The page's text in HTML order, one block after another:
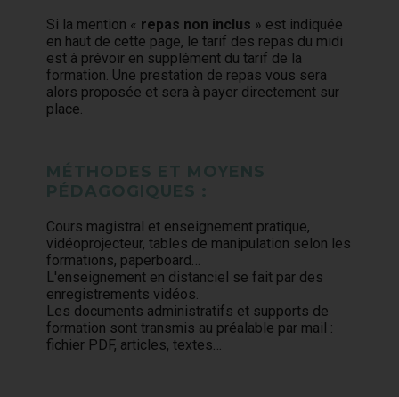
Si la mention « repas non inclus » est indiquée
en haut de cette page, le tarif des repas du midi
est à prévoir en supplément du tarif de la
formation. Une prestation de repas vous sera
alors proposée et sera à payer directement sur
place.
MÉTHODES ET MOYENS
PÉDAGOGIQUES :
Cours magistral et enseignement pratique,
vidéoprojecteur, tables de manipulation selon les
formations, paperboard…
L'enseignement en distanciel se fait par des
enregistrements vidéos.
Les documents administratifs et supports de
formation sont transmis au préalable par mail :
fichier PDF, articles, textes…